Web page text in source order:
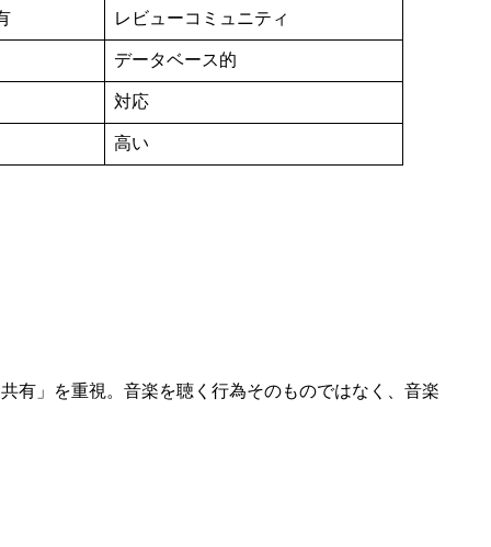
レビューコミュニティ
データベース的
対応
高い
有」を重視。音楽を聴く行為そのものではなく、音楽